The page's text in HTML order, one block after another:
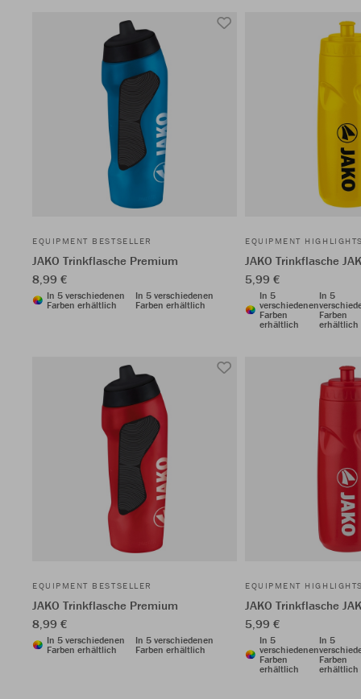
EQUIPMENT BESTSELLER
JAKO Trinkflasche Premium
8,99 €
In 5 verschiedenen
Farben erhältlich
In 5 verschiedenen
Farben erhältlich
EQUIPMENT
JAKO Trinkflasche
5,99 €
In 5
verschiedenen
Farben
erhältlich
In 5
Farben
erhältlich
EQUIPMENT BESTSELLER
JAKO Trinkflasche Premium
8,99 €
In 5 verschiedenen
Farben erhältlich
In 5 verschiedenen
Farben erhältlich
EQUIPMENT
JAKO Trinkflasche
5,99 €
In 5
verschiedenen
Farben
erhältlich
In 5
Farben
erhältlich